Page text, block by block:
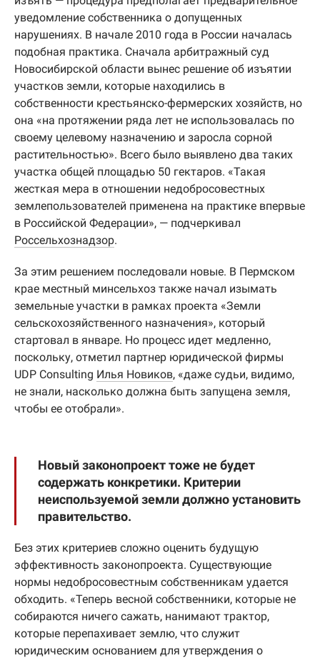
уведомление собственника о допущенных
нарушениях. В начале 2010 года в России началась
подобная практика. Сначала арбитражный суд
Новосибирской области вынес решение об изъятии
участков земли, которые находились в
собственности крестьянско-фермерских хозяйств, но
она «на протяжении ряда лет не использовалась по
своему целевому назначению и заросла сорной
растительностью». Всего было выявлено два таких
участка общей площадью 50 гектаров. «Такая
жесткая мера в отношении недобросовестных
землепользователей применена на практике впервые
в Российской Федерации», — подчеркивал
Россельхознадзор.
За этим решением последовали новые. В Пермском
крае местный минсельхоз также начал изымать
земельные участки в рамках проекта «Земли
сельскохозяйственного назначения», который
стартовал в январе. Но процесс идет медленно,
поскольку, отметил партнер юридической фирмы
UDP Consulting Илья Новиков, «даже судьи, видимо,
не знали, насколько должна быть запущена земля,
чтобы ее отобрали».
Новый законопроект тоже не будет
содержать конкретики. Критерии
неиспользуемой земли должно установить
правительство.
Без этих критериев сложно оценить будущую
эффективность законопроекта. Существующие
нормы недобросовестным собственникам удается
обходить. «Теперь весной собственники, которые не
собираются ничего сажать, нанимают трактор,
которые перепахивает землю, что служит
юридическим основанием для утверждения о